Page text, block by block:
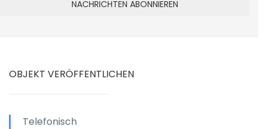
OBJEKT VERÖFFENTLICHEN
Telefonisch